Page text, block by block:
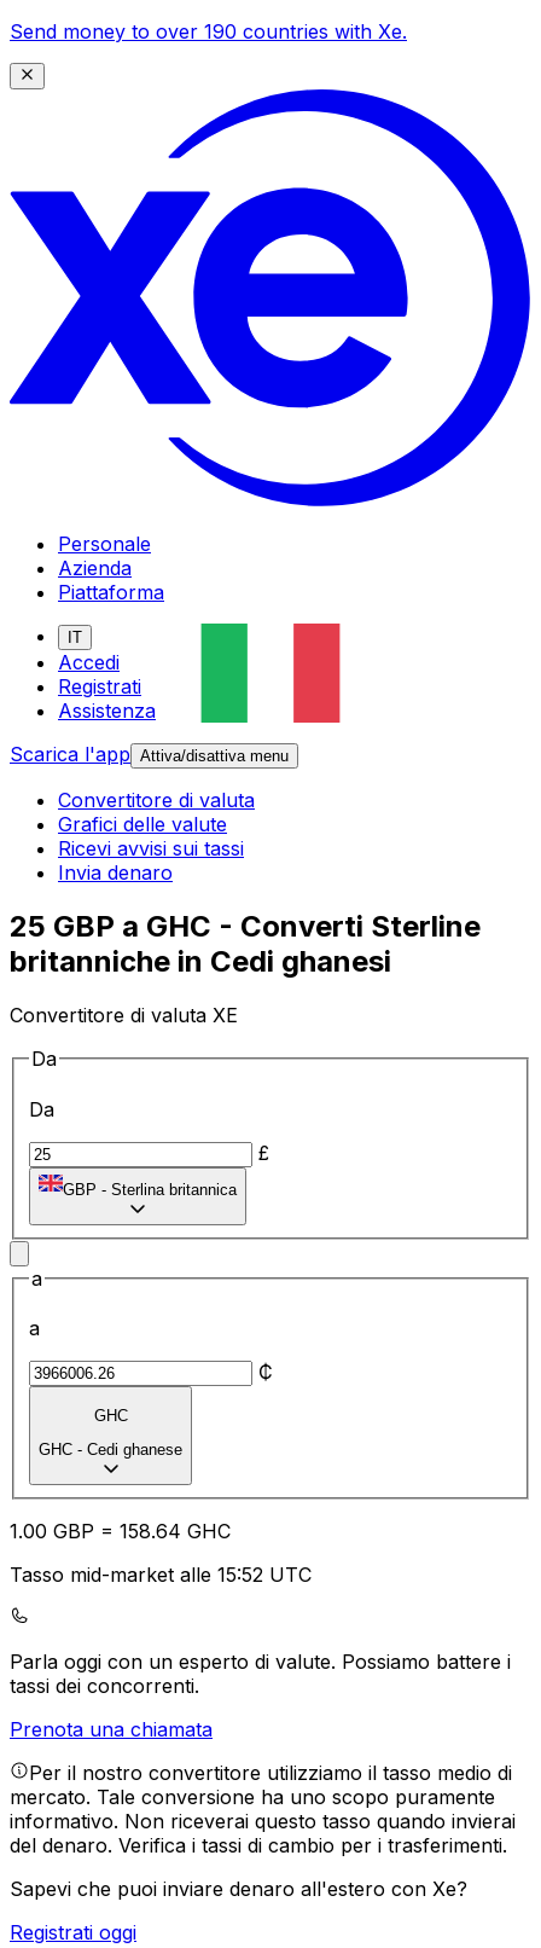
Send money to over 190 countries with Xe.
Personale
Azienda
Piattaforma
IT
Accedi
Registrati
Assistenza
Scarica l'app Attiva/disattiva menu
Convertitore di valuta
Grafici delle valute
Ricevi avvisi sui tassi
Invia denaro
25 GBP a GHC - Converti Sterline
britanniche in Cedi ghanesi
Convertitore di valuta XE
Da
Da
£
GBP - Sterlina britannica
a
a
₵
GHC
GHC - Cedi ghanese
1.00 GBP = 158.64 GHC
Tasso mid-market alle 15:52 UTC
Parla oggi con un esperto di valute. Possiamo battere i
tassi dei concorrenti.
Prenota una chiamata
Per il nostro convertitore utilizziamo il tasso medio di
mercato. Tale conversione ha uno scopo puramente
informativo. Non riceverai questo tasso quando invierai
del denaro. Verifica i tassi di cambio per i trasferimenti.
Sapevi che puoi inviare denaro all'estero con Xe?
Registrati oggi